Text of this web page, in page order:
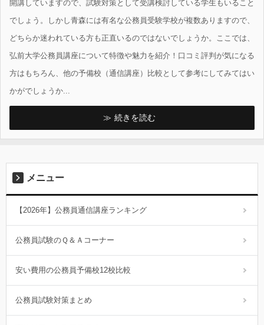
開講していますので、試験対策として受講検討している学生もいること
でしょう。しかし青森には有名な公務員受験学校が複数ありますので、
どちらか迷われている方も正直いるのではないでしょうか。ここでは、
弘前大学公務員講座について特徴や魅力を紹介！口コミ評判が気になる
方はもちろん、他の予備校（通信講座）比較として参考にしてみてはい
かがでしょうか...
続きを読む
メニュー
【2026年】公務員通信講座ランキング
公務員試験のＱ＆Ａコーナー
安い費用の公務員予備校12校比較
公務員試験対策まとめ